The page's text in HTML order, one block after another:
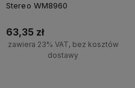
Stereo WM8960
63,35 zł
zawiera 23% VAT, bez kosztów
dostawy